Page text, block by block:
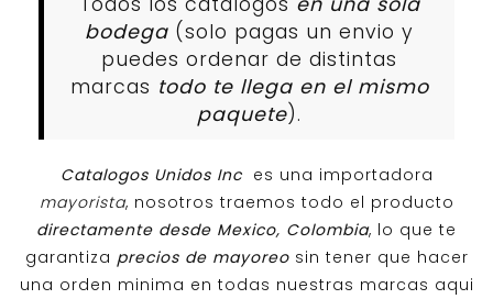
bodega (solo pagas un envio y
puedes ordenar de distintas
marcas todo te llega en el mismo
paquete).
Catalogos Unidos Inc es una importadora
mayorista, nosotros traemos todo el producto
directamente desde Mexico, Colombia, lo que te
garantiza precios de mayoreosin tener que hacer
una orden minima en todas nuestras marcas aqui